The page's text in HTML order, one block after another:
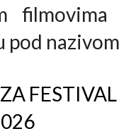
nazivom